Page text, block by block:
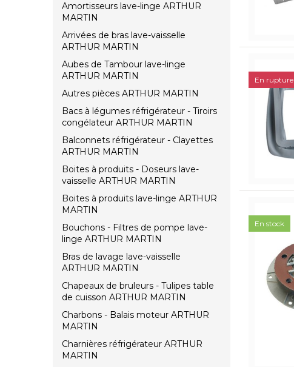
Amortisseurs lave-linge ARTHUR
MARTIN
Arrivées de bras lave-vaisselle
ARTHUR MARTIN
Aubes de Tambour lave-linge
ARTHUR MARTIN
Autres pièces ARTHUR MARTIN
Bacs à légumes réfrigérateur - Tiroirs
congélateur ARTHUR MARTIN
Balconnets réfrigérateur - Clayettes
ARTHUR MARTIN
Boites à produits - Doseurs lave-
vaisselle ARTHUR MARTIN
Boites à produits lave-linge ARTHUR
MARTIN
Bouchons - Filtres de pompe lave-
linge ARTHUR MARTIN
Bras de lavage lave-vaisselle
ARTHUR MARTIN
Chapeaux de bruleurs - Tulipes table
de cuisson ARTHUR MARTIN
Charbons - Balais moteur ARTHUR
MARTIN
Charnières réfrigérateur ARTHUR
MARTIN
En rupture
En stock